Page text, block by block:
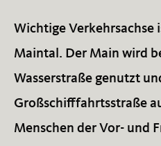
Wichtige Verkehrsachse
Maintal. Der Main wird
Wasserstraße genutzt
Großschifffahrtsstraße
Menschen der Vor- und